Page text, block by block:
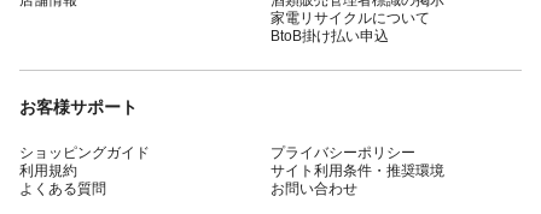
家電リサイクルについて
BtoB掛け払い申込
お客様サポート
ショッピングガイド
利用規約
よくある質問
プライバシーポリシー
サイト利用条件・推奨環境
お問い合わせ